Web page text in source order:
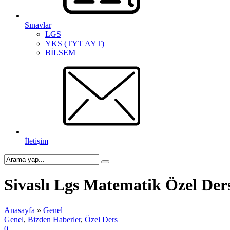
Sınavlar
LGS
YKS (TYT AYT)
BİLSEM
İletişim
Sivaslı Lgs Matematik Özel
Anasayfa » Genel
Genel, Bizden Haberler, Özel Ders